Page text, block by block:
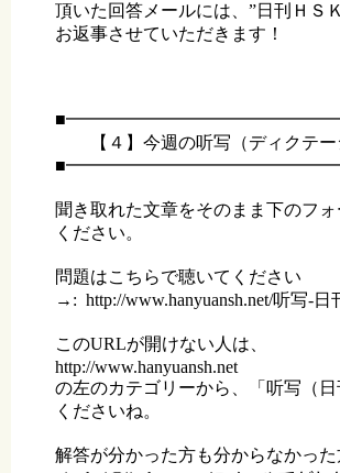
頂いた回答メールには、”日刊ＨＳ
お返事させていただきます！
【４】今週の听写（ディクテー
聞き取れた文章をそのまま下のフ
ください。
問題はこちらで聴いてください
→:  http://www.hanyuansh.net/听写-日
このURLが開けない人は、
http://www.hanyuansh.net
の左のカテゴリーから、「听写（
くださいね。
解答が分かった方も分からなかった